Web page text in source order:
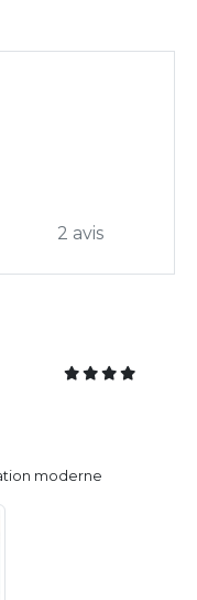
2 avis
moderne